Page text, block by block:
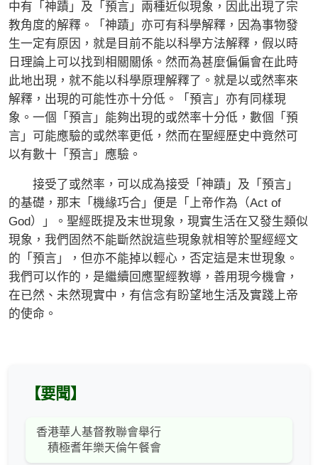
中有「神蹟」及「預言」兩種近似現象，因此出現了宗
教角度的解釋。「神蹟」亦可有科學解釋，因為事物發
生一定有原因，就是目前不能以科學方法解釋，假以時
日理論上可以找到相關關係。然而為甚麼偏偏會在此時
此地出現，就不能以科學原理解釋了。就是以或然率來
解釋，出現的可能性亦十分低。「預言」亦有同樣現
象。一個「預言」能夠出現的或然率十分低，數個「預
言」可能應驗的或然率更低，然而在聖經歷史中竟然可
以有數十「預言」應驗。
接受了或然率，可以成為接受「神蹟」及「預言」
的基礎，那末「機緣巧合」便是「上帝作為（Act of
God）」。聖經既提及末世現象，現實生活在又發生類似
現象，我們固然不能斷然說這些現象就相等於聖經經文
的「預言」，但亦不能掉以輕心，否定這是末世現象。
我們可以作的，是繼續回應聖經教導，善用現今機會，
在已然、未然現實中，有信念有盼望地生活及實踐上帝
的使命。
【要聞】
香港華人基督教聯會舉行
積極耆年樂天倫午餐會